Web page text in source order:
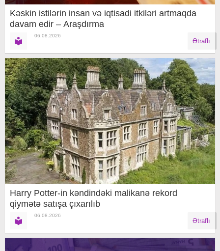
Kəskin istilərin insan və iqtisadi itkiləri artmaqda
davam edir – Araşdırma
06.08.2026
Ətraflı
Harry Potter-in kəndindəki malikanə rekord
qiymətə satışa çıxarılıb
06.08.2026
Ətraflı